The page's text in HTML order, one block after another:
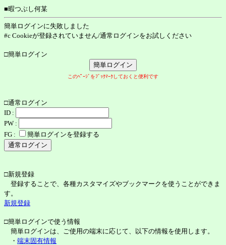
■暇つぶし何某
簡単ログインに失敗しました
#c Cookieが登録されていません/通常ログインをお試しください
□簡単ログイン
このﾍﾟｰｼﾞをﾌﾞｯｸﾏｰｸしておくと便利です
□通常ログイン
ID :
PW :
FG :
簡単ログインを登録する
□新規登録
登録することで、各種カスタマイズやブックマークを使うことができま
す。
新規登録
□簡単ログインで使う情報
簡単ログインは、ご使用の端末に応じて、以下の情報を使用します。
・ 端末固有情報